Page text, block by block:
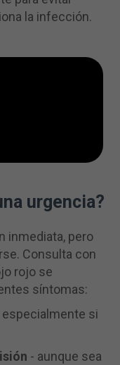
la infección.
urgencia?
inmediata, pero
Consulta con
rojo se
síntomas:
especialmente si
- aunque sea